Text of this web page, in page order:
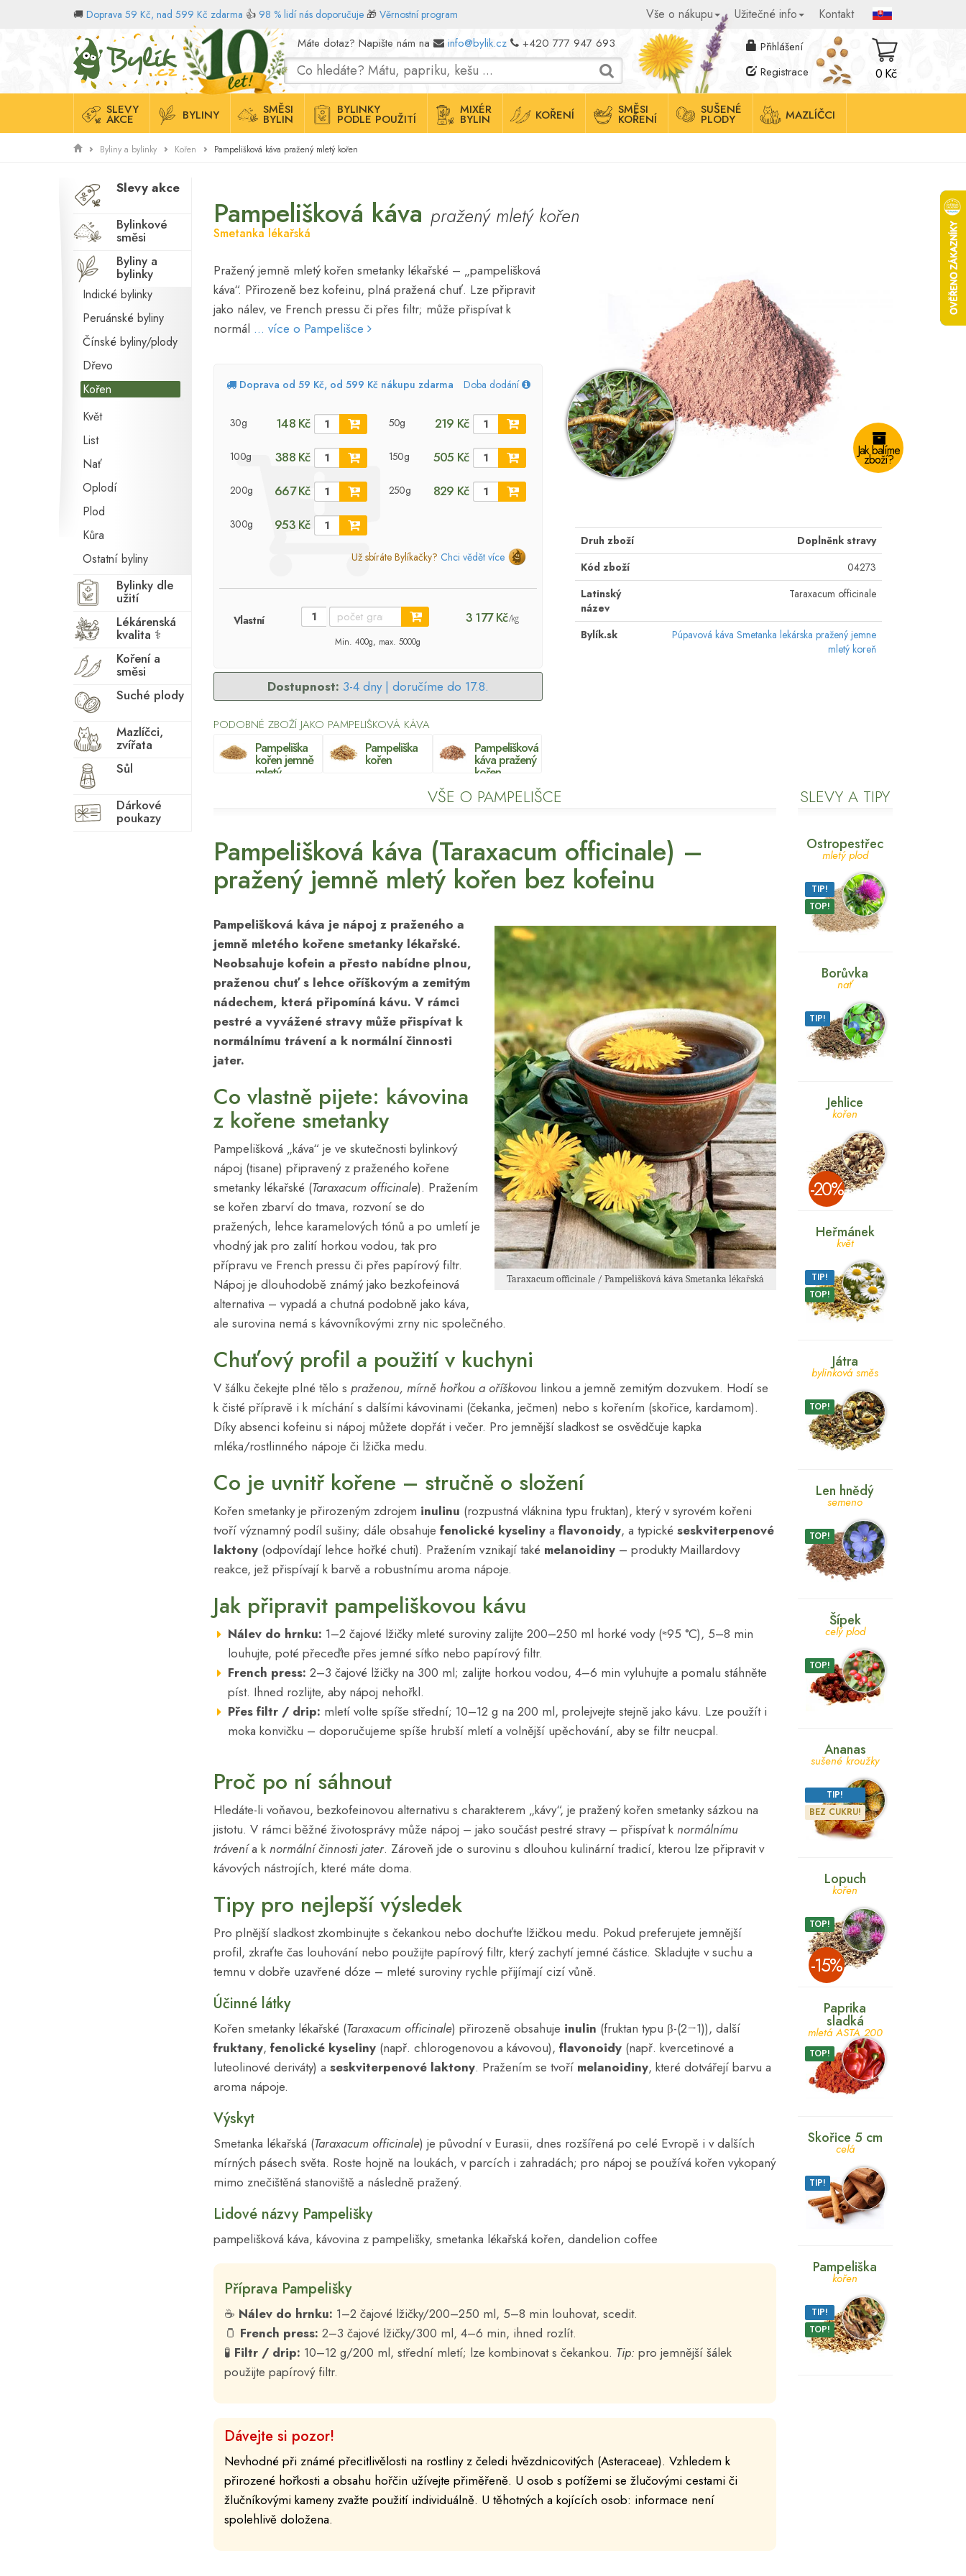
🚚 Doprava 59 Kč, nad 599 Kč zdarma 👍 98 % lidí nás doporučuje 🎁 Věrnostní program Vše o nákupu Užitečné info Kontakt
Domů Máte dotaz? Napište nám na info@bylik.cz +420 777 947 693
Přihlášení
Registrace
0 Kč
SLEVY
AKCE BYLINY SMĚSI
BYLIN
BYLINKY
PODLE POUŽITÍ
MIXÉR
BYLIN KOŘENÍ SMĚSI
KOŘENÍ
SUŠENÉ
PLODY MAZLÍČCI
Byliny a bylinky Kořen Pampelišková káva pražený mletý kořen
Slevy akce
Bylinkové
směsi
Byliny a
bylinky
Indické bylinky
Peruánské byliny
Čínské byliny/plody
Dřevo
Kořen
Květ
List
Nať
Oplodí
Plod
Kůra
Ostatní byliny
Bylinky dle
užití
Lékárenská
kvalita ⚕
Koření a
směsi
Suché plody
Mazlíčci,
zvířata
Sůl
Dárkové
poukazy
Pampelišková káva pražený mletý kořen
Smetanka lékařská
Pražený jemně mletý kořen smetanky lékařské – „pampelišková
káva“. Přirozeně bez kofeinu, plná pražená chuť. Lze připravit
jako nálev, ve French pressu či přes filtr; může přispívat k
normál ... více o Pampelišce
Doprava od 59 Kč, od 599 Kč nákupu zdarma Doba dodání
30g 148 Kč 50g 219 Kč
100g 388 Kč 150g 505 Kč
200g 667 Kč 250g 829 Kč
300g 953 Kč
Už sbíráte Bylíkačky? Chci vědět více
Vlastní 3 177 Kč/kg
Min. 400g, max. 5000g
Dostupnost: 3-4 dny | doručíme do 17.8.
PODOBNÉ ZBOŽÍ JAKO PAMPELIŠKOVÁ KÁVA
Pampeliška
kořen jemně
mletý
Pampeliška
kořen
Pampelišková
káva pražený
kořen
Jak balíme
zboží?
Druh zboží
Doplněnk stravy
Kód zboží
04273
Latinský
název
Taraxacum officinale
Bylík.sk
Púpavová káva Smetanka lekárska pražený jemne
mletý koreň
VŠE O PAMPELIŠCE
Pampelišková káva (Taraxacum officinale) –
pražený jemně mletý kořen bez kofeinu
Taraxacum officinale / Pampelišková káva Smetanka lékařská
Pampelišková káva je nápoj z praženého a
jemně mletého kořene smetanky lékařské.
Neobsahuje kofein a přesto nabídne plnou,
praženou chuť s lehce oříškovým a zemitým
nádechem, která připomíná kávu. V rámci
pestré a vyvážené stravy může přispívat k
normálnímu trávení a k normální činnosti
jater.
Co vlastně pijete: kávovina
z kořene smetanky
Pampelišková „káva“ je ve skutečnosti bylinkový
nápoj (tisane) připravený z praženého kořene
smetanky lékařské (Taraxacum officinale). Pražením
se kořen zbarví do tmava, rozvoní se do
pražených, lehce karamelových tónů a po umletí je
vhodný jak pro zalití horkou vodou, tak pro
přípravu ve French pressu či přes papírový filtr.
Nápoj je dlouhodobě známý jako bezkofeinová
alternativa – vypadá a chutná podobně jako káva,
ale surovina nemá s kávovníkovými zrny nic společného.
Chuťový profil a použití v kuchyni
V šálku čekejte plné tělo s praženou, mírně hořkou a oříškovou linkou a jemně zemitým dozvukem. Hodí se
k čisté přípravě i k míchání s dalšími kávovinami (čekanka, ječmen) nebo s kořením (skořice, kardamom).
Díky absenci kofeinu si nápoj můžete dopřát i večer. Pro jemnější sladkost se osvědčuje kapka
mléka/rostlinného nápoje či lžička medu.
Co je uvnitř kořene – stručně o složení
Kořen smetanky je přirozeným zdrojem inulinu (rozpustná vláknina typu fruktan), který v syrovém kořeni
tvoří významný podíl sušiny; dále obsahuje fenolické kyseliny a flavonoidy, a typické seskviterpenové
laktony (odpovídají lehce hořké chuti). Pražením vznikají také melanoidiny – produkty Maillardovy
reakce, jež přispívají k barvě a robustnímu aroma nápoje.
Jak připravit pampeliškovou kávu
Nálev do hrnku: 1–2 čajové lžičky mleté suroviny zalijte 200–250 ml horké vody (≈95 °C), 5–8 min
louhujte, poté přeceďte přes jemné sítko nebo papírový filtr.
French press: 2–3 čajové lžičky na 300 ml; zalijte horkou vodou, 4–6 min vyluhujte a pomalu stáhněte
píst. Ihned rozlijte, aby nápoj nehořkl.
Přes filtr / drip: mletí volte spíše střední; 10–12 g na 200 ml, prolejvejte stejně jako kávu. Lze použít i
moka konvičku – doporučujeme spíše hrubší mletí a volnější upěchování, aby se filtr neucpal.
Proč po ní sáhnout
Hledáte-li voňavou, bezkofeinovou alternativu s charakterem „kávy“, je pražený kořen smetanky sázkou na
jistotu. V rámci běžné životosprávy může nápoj – jako součást pestré stravy – přispívat k normálnímu
trávenía k normální činnosti jater. Zároveň jde o surovinu s dlouhou kulinární tradicí, kterou lze připravit v
kávových nástrojích, které máte doma.
Tipy pro nejlepší výsledek
Pro plnější sladkost zkombinujte s čekankou nebo dochuťte lžičkou medu. Pokud preferujete jemnější
profil, zkraťte čas louhování nebo použijte papírový filtr, který zachytí jemné částice. Skladujte v suchu a
temnu v dobře uzavřené dóze – mleté suroviny rychle přijímají cizí vůně.
Účinné látky
Kořen smetanky lékařské (Taraxacum officinale) přirozeně obsahuje inulin (fruktan typu β-(2→1)), další
fruktany, fenolické kyseliny (např. chlorogenovou a kávovou), flavonoidy (např. kvercetinové a
luteolinové deriváty) a seskviterpenové laktony. Pražením se tvoří melanoidiny, které dotvářejí barvu a
aroma nápoje.
Výskyt
Smetanka lékařská (Taraxacum officinale) je původní v Eurasii, dnes rozšířená po celé Evropě i v dalších
mírných pásech světa. Roste hojně na loukách, v parcích i zahradách; pro nápoj se používá kořen vykopaný
mimo znečištěná stanoviště a následně pražený.
Lidové názvy Pampelišky
pampelišková káva, kávovina z pampelišky, smetanka lékařská kořen, dandelion coffee
Příprava Pampelišky
☕ Nálev do hrnku: 1–2 čajové lžičky/200–250 ml, 5–8 min louhovat, scedit.
🫙 French press: 2–3 čajové lžičky/300 ml, 4–6 min, ihned rozlít.
🧪 Filtr / drip: 10–12 g/200 ml, střední mletí; lze kombinovat s čekankou. Tip: pro jemnější šálek
použijte papírový filtr.
Dávejte si pozor!
Nevhodné při známé přecitlivělosti na rostliny z čeledi hvězdnicovitých (Asteraceae). Vzhledem k
přirozené hořkosti a obsahu hořčin užívejte přiměřeně. U osob s potížemi se žlučovými cestami či
žlučníkovými kameny zvažte použití individuálně. U těhotných a kojících osob: informace není
spolehlivě doložena.
SLEVY A TIPY
Ostropestřec
mletý plod
TIP!
TOP!
Borůvka
nať
TIP!
Jehlice
kořen
­-20%
Heřmánek
květ
TIP!
TOP!
Játra
bylinková směs
TOP!
Len hnědý
semeno
TOP!
Šípek
celý plod
TOP!
Ananas
sušené kroužky
TIP!
BEZ CUKRU!
Lopuch
kořen
TOP!
­-15%
Paprika
sladká
mletá ASTA 200
TOP!
Skořice 5 cm
celá
TIP!
Pampeliška
kořen
TIP!
TOP!